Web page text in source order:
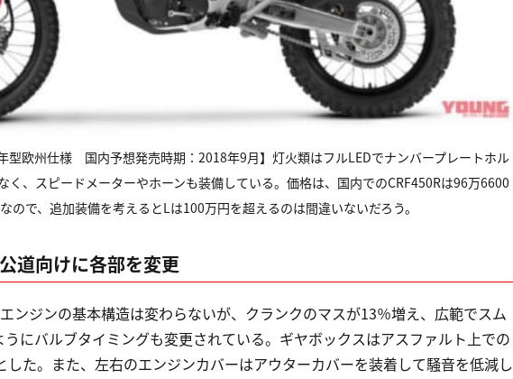
欧州仕様 国内予想発売時期：2018年9月】灯火類はフルLEDでナンバープレートホル
く、スピードメーターやホーンも装備している。価格は、国内でのCRF450Rは96万6600
ので、追加装備を考えるとLは100万円を超えるのは間違いないだろう。
道向けに各部を変更
ンジンの基本構造は変わらないが、クランクのマスが13％増え、広範でスム
にバルブタイミングも変更されている。ギヤボックスはアスファルト上での
た。また、左右のエンジンカバーはアウターカバーを装着して騒音を低減し